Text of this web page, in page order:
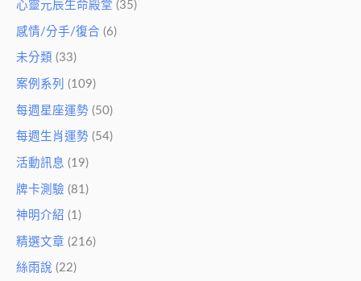
心靈元辰生命殿堂 (35)
感情/分手/復合 (6)
未分類 (33)
案例系列 (109)
每週星座運勢 (50)
每週生肖運勢 (54)
活動訊息 (19)
牌卡測驗 (81)
神明介紹 (1)
精選文章 (216)
絲雨說 (22)